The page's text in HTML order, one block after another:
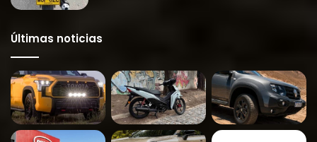
Últimas noticias